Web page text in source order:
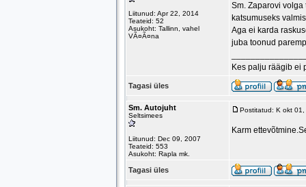
Liitunud: Apr 22, 2014
Teateid: 52
Asukoht: Tallinn, vahel
VÃ¤Ã¤na
Sm. Zaparovi
katsumuseks
Aga ei karda
juba toonud
Kes palju räägib ei
Tagasi üles
Sm. Autojuht
Seltsimees
Liitunud: Dec 09, 2007
Teateid: 553
Asukoht: Rapla mk.
Postitatud: K okt
Karm
Tagasi üles